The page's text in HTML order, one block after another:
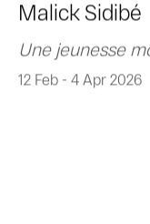
Malick Sidibé
Une jeunesse
12 Feb - 4 Apr 2026